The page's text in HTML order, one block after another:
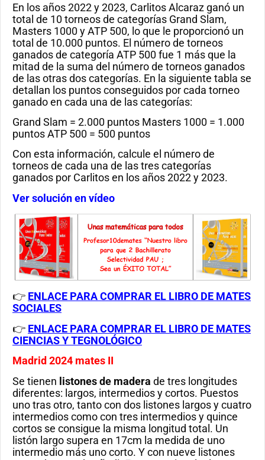
En los años 2022 y 2023, Carlitos Alcaraz ganó un
total de 10 torneos de categorías Grand Slam,
Masters 1000 y ATP 500, lo que le proporcionó un
total de 10.000 puntos. El número de torneos
ganados de categoría ATP 500 fue 1 más que la
mitad de la suma del número de torneos ganados
de las otras dos categorías. En la siguiente tabla se
detallan los puntos conseguidos por cada torneo
ganado en cada una de las categorías:
Grand Slam = 2.000 puntos Masters 1000 = 1.000
puntos ATP 500 = 500 puntos
Con esta información, calcule el número de
torneos de cada una de las tres categorías
ganados por Carlitos en los años 2022 y 2023.
Ver solución en vídeo
👉 ENLACE PARA COMPRAR EL LIBRO DE MATES
SOCIALES
👉 ENLACE PARA COMPRAR EL LIBRO DE MATES
CIENCIAS Y TEGNOLÓGICO
Madrid 2024 mates II
Se tienen listones de madera de tres longitudes
diferentes: largos, intermedios y cortos. Puestos
uno tras otro, tanto con dos listones largos y cuatro
intermedios como con tres intermedios y quince
cortos se consigue la misma longitud total. Un
listón largo supera en 17cm la medida de uno
intermedio más uno corto. Y con nueve listones